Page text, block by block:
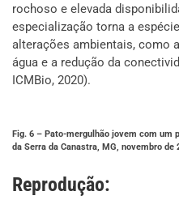
rochoso e elevada
especialização torna a
alterações ambientais, como
água e a redução da
ICMBio, 2020).
Fig. 6 – Pato-mergulhão jovem com um
da Serra da Canastra, MG, novembro de
Reprodução: